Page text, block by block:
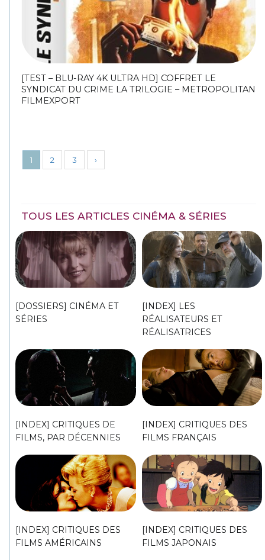
[TEST – BLU-RAY 4K ULTRA HD] COFFRET LE
SYNDICAT DU CRIME LA TRILOGIE – METROPOLITAN
FILMEXPORT
1 2 3 ›
TOUS LES ARTICLES CINÉMA & SÉRIES
[DOSSIERS] CINÉMA ET
SÉRIES
[INDEX] LES
RÉALISATEURS ET
RÉALISATRICES
[INDEX] CRITIQUES DE
FILMS, PAR DÉCENNIES
[INDEX] CRITIQUES DES
FILMS FRANÇAIS
[INDEX] CRITIQUES DES
FILMS AMÉRICAINS
[INDEX] CRITIQUES DES
FILMS JAPONAIS